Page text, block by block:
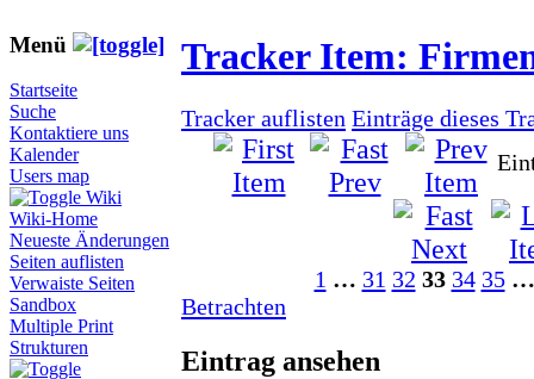
Menü
Startseite
Suche
Kontaktiere uns
Kalender
Users map
Wiki
Wiki-Home
Neueste Änderungen
Seiten auflisten
Verwaiste Seiten
Sandbox
Multiple Print
Strukturen
Tracker Item:
Tracker auflisten Einträge dieses
1 … 31 32 33 34 35 …
Betrachten
Eintrag ansehen